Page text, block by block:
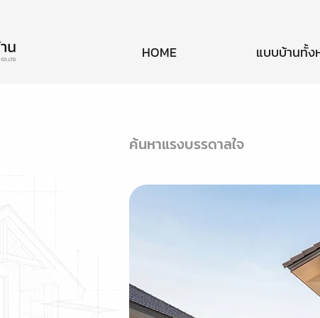
HOME แบบบ้านทั้ง
ค้นหาแรงบรรดาลใจ